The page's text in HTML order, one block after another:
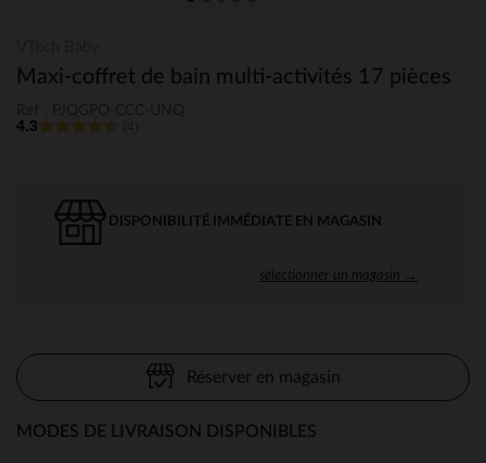
Maxi-coffret de bain multi-activités 17 pièces
4.3
DISPONIBILITÉ IMMÉDIATE EN MAGASIN
sélectionner un magasin →
Réserver en magasin
MODES DE LIVRAISON DISPONIBLES